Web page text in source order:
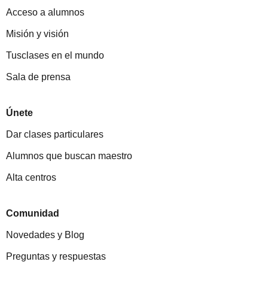
Acceso a alumnos
Misión y visión
Tusclases en el mundo
Sala de prensa
Únete
Dar clases particulares
Alumnos que buscan maestro
Alta centros
Comunidad
Novedades y Blog
Preguntas y respuestas